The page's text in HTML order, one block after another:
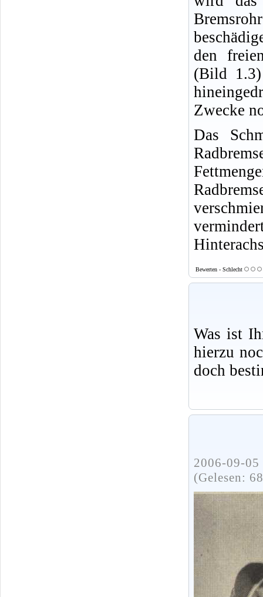
den
(Bild 1.3)
Zwecke
Das
Bewerten - Schlecht
Was ist
hierzu
doch
2006-09-
(Gelesen: